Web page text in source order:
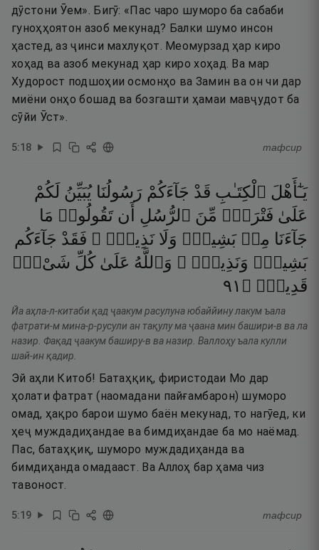
дӯстони Ӯем». Бигӯ: «Пас чаро шуморо ба сабаби
гуноҳҳоятон азоб мекунад? Балки шумо инсон
ҳастед, аз ҷинси махлуқот. Меомурзад ҳар киро
хоҳад ва азоб мекунад ҳар киро хоҳад. Ва мар
Худорост подшоҳии осмонҳо ва Замин ва он чи дар
миёни онҳо бошад ва бозгашти ҳамаи мавҷудот ба
сӯйи Ӯст».
5:18 тафсир
يَـٰٓأَهْلَ ٱلْكِتَـٰبِ قَدْ جَآءَكُمْ رَسُولُنَا يُبَيِّنُ لَكُمْ
عَلَىٰ فَتْرَةٍۢ مِّنَ ٱلرُّسُلِ أَن تَقُولُوا۟ مَا
جَآءَنَا مِنۢ بَشِيرٍۢ وَلَا نَذِيرٍۢ ۖ فَقَدْ جَآءَكُم
بَشِيرٌۭ وَنَذِيرٌۭ ۗ وَٱللَّهُ عَلَىٰ كُلِّ شَىْءٍۢ
قَدِيرٌۭ ۝ ١٩
Йа аҳла-л-китаби қад ҷаакум расулуна юбаййину лакум ъала
фатрати-м мина-р-русули ан тақулу ма ҷаана мин башири-в ва ла
назир. Фақад ҷаакум баширу-в ва назир. Валлоҳу ъала кулли
шай-ин қадир.
Эй аҳли Китоб! Батаҳқиқ, фиристодаи Мо дар
ҳолати фатрат (наомадани пайғамбарон) шуморо
омад, ҳақро барои шумо баён мекунад, то нагӯед, ки
ҳеҷ муждадиҳандае ва бимдиҳандае ба мо наёмад.
Пас, батаҳқиқ, шуморо муждадиҳанда ва
бимдиҳанда омадааст. Ва Аллоҳ бар ҳама чиз
тавоност.
5:19 тафсир